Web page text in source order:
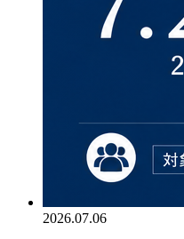
2026.07.06